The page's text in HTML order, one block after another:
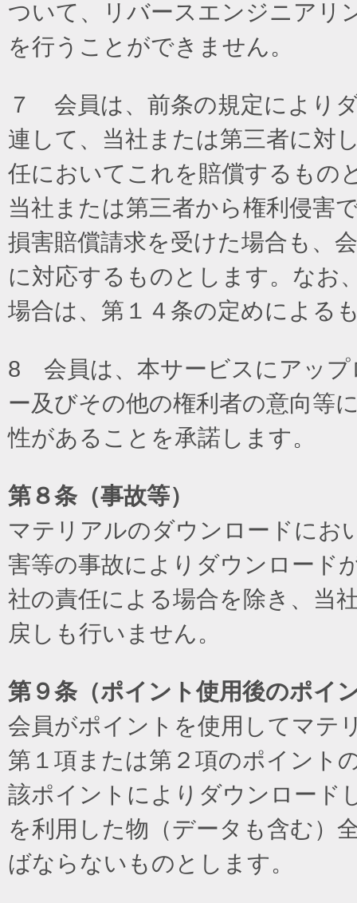
ついて、リバースエンジニアリ
を行うことができません。
７ 会員は、前条の規定により
連して、当社または第三者に対
任においてこれを賠償するもの
当社または第三者から権利侵害
損害賠償請求を受けた場合も、
に対応するものとします。なお
場合は、第１４条の定めによる
8 会員は、本サービスにアップ
ー及びその他の権利者の意向等
性があることを承諾します。
第８条（事故等）
マテリアルのダウンロードにお
害等の事故によりダウンロード
社の責任による場合を除き、当
戻しも行いません。
第９条（ポイント使用後のポイ
会員がポイントを使用してマテ
第１項または第２項のポイント
該ポイントによりダウンロード
を利用した物（データも含む）
ばならないものとします。